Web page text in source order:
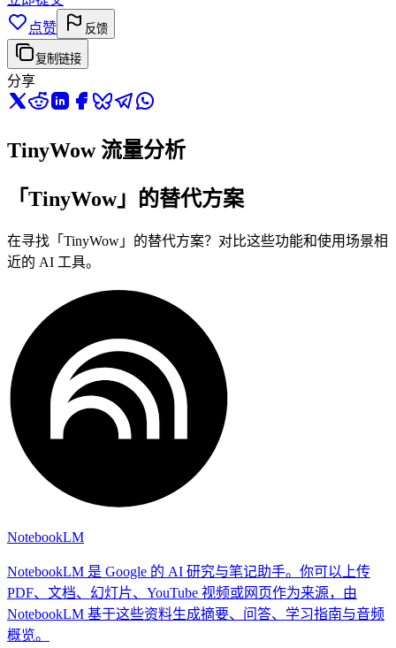
点赞
反馈
复制链接
分享
TinyWow 流量分析
「TinyWow」的替代方案
在寻找「TinyWow」的替代方案？对比这些功能和使用场景相
近的 AI 工具。
NotebookLM
NotebookLM 是 Google 的 AI 研究与笔记助手。你可以上传
PDF、文档、幻灯片、YouTube 视频或网页作为来源，由
NotebookLM 基于这些资料生成摘要、问答、学习指南与音频
概览。